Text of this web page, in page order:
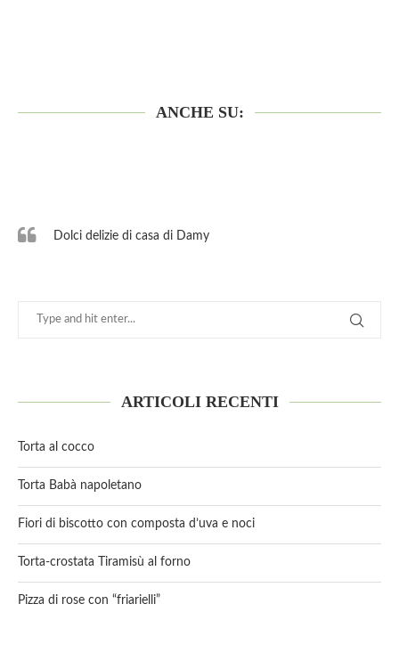
ANCHE SU:
Dolci delizie di casa di Damy
ARTICOLI RECENTI
Torta al cocco
Torta Babà napoletano
Fiori di biscotto con composta d’uva e noci
Torta-crostata Tiramisù al forno
Pizza di rose con “friarielli”